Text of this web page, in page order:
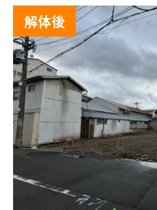
解体後